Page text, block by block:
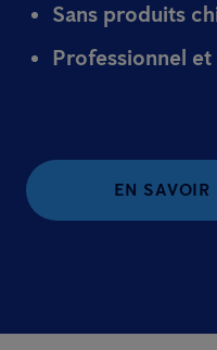
Sans produits
Professionnel
EN SAVOIR